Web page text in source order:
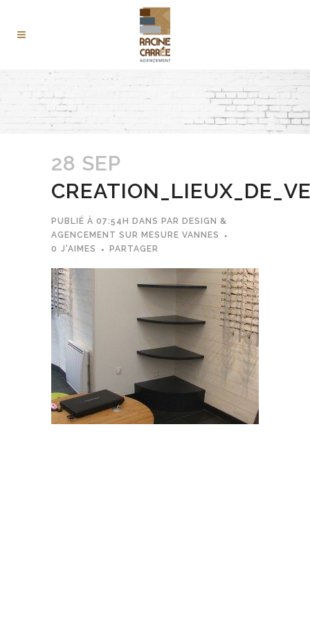
28 SEP
PUBLIÉ À 07:54H DANS PAR DESIGN &
AGENCEMENT SUR MESURE VANNES
0 J'AIMES PARTAGER